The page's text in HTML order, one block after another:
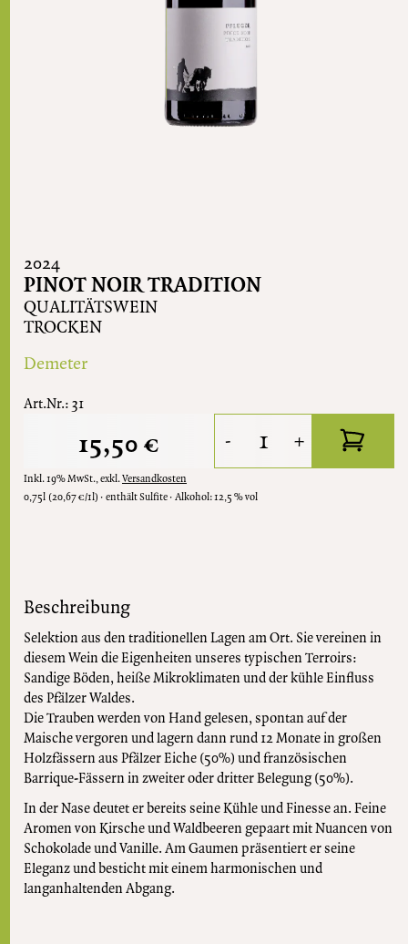
2024
PINOT NOIR TRADITION
QUALITÄTSWEIN
TROCKEN
Demeter
Art.Nr.: 31
15,50 €
Inkl. 19% MwSt.,exkl.Versandkosten
- +
0,75l (20,67 €/1l) enthält Sulfite Alkohol:12,5 % vol
Beschreibung
Selektion aus den traditionellen Lagen am Ort. Sie vereinen in
diesem Wein die Eigenheiten unseres typischen Terroirs:
Sandige Böden, heiße Mikroklimaten und der kühle Einfluss
des Pfälzer Waldes.
Die Trauben werden von Hand gelesen, spontan auf der
Maische vergoren und lagern dann rund 12 Monate in großen
Holzfässern aus Pfälzer Eiche (50%) und französischen
Barrique-Fässern in zweiter oder dritter Belegung (50%).
In der Nase deutet er bereits seine Kühle und Finesse an. Feine
Aromen von Kirsche und Waldbeeren gepaart mit Nuancen von
Schokolade und Vanille. Am Gaumen präsentiert er seine
Eleganz und besticht mit einem harmonischen und
langanhaltenden Abgang.